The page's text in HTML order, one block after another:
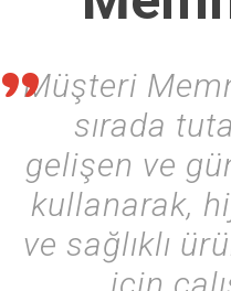
Müşteri
sırada
gelişen ve
kullanarak,
ve sağlıklı